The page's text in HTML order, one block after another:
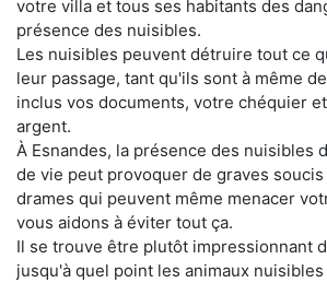
votre villa et tous ses habitants des
présence des nuisibles.
Les nuisibles peuvent détruire tout ce
leur passage, tant qu'ils sont à même
inclus vos documents, votre chéquier
argent.
À Esnandes, la présence des nuisibles
de vie peut provoquer de graves
drames qui peuvent même menacer
vous aidons à éviter tout ça.
Il se trouve être plutôt impressionnant
jusqu'à quel point les animaux